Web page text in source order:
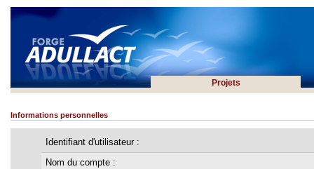
Projets
Informations personnelles
Identifiant d'utilisateur :
Nom du compte :